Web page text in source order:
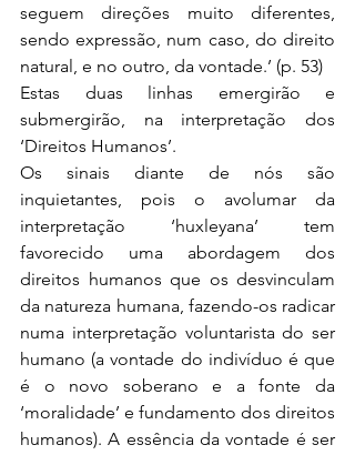
seguem direções muito diferentes,
sendo expressão, num caso, do direito
natural, e no outro, da vontade.’ (p. 53)
Estas duas linhas emergirão e
submergirão, na interpretação dos
‘Direitos Humanos’.
Os sinais diante de nós são
inquietantes, pois o avolumar da
interpretação ‘huxleyana’ tem
favorecido uma abordagem dos
direitos humanos que os desvinculam
da natureza humana, fazendo-os radicar
numa interpretação voluntarista do ser
humano (a vontade do indivíduo é que
é o novo soberano e a fonte da
‘moralidade’ e fundamento dos direitos
humanos). A essência da vontade é ser